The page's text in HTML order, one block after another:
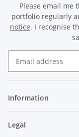
Please email me
portfolio regularly
notice. I recognise
Information
Legal